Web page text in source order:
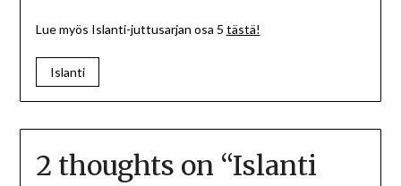
Lue myös Islanti-juttusarjan osa 5 tästä!
Islanti
2 thoughts on “Islanti